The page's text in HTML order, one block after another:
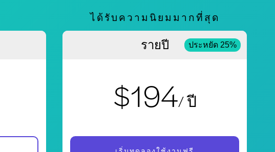
ได้รับความนิยมมากที่สุด
รายปี ประหยัด 25%
$194/ ปี